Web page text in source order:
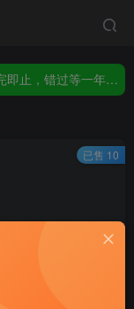
2026年新增【永久会员】限时特价，售完即止，错过等一年！！！
2026年新增【永久会员】限时特价，售完即止，错过等一年！！！
已售 10